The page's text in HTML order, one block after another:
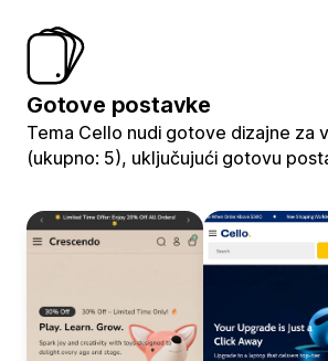
Gotove postavke
Tema Cello nudi gotove dizajne za
(ukupno: 5), uključujući gotovu